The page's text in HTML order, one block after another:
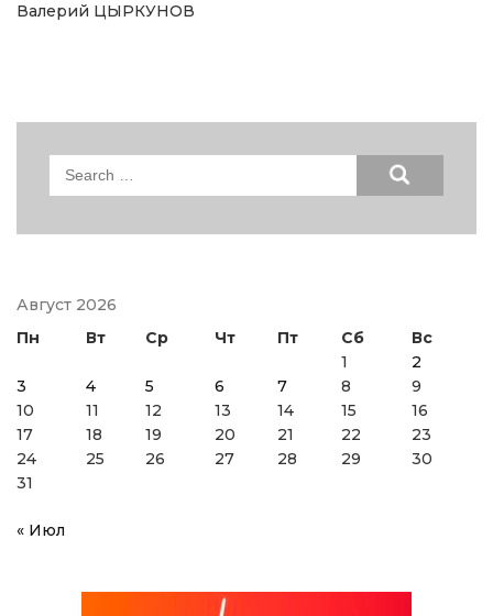
Валерий ЦЫРКУНОВ
Search
Август 2026
Пн
Вт Ср Чт Пт Сб
Вс
1
2
3
4 5 6 7 8
9
10
11 12 13 14 15
16
17
18 19 20 21 22
23
24
25 26 27 28 29
30
31
« Июл